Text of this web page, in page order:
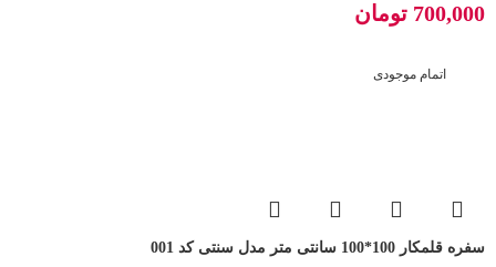
700,000 تومان
اتمام موجودی
سفره قلمکار 100*100 سانتی متر مدل سنتی کد 001